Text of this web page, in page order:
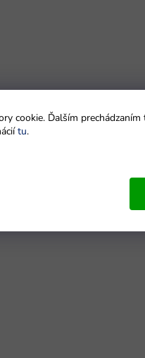
cookie. Ďalším
tu.